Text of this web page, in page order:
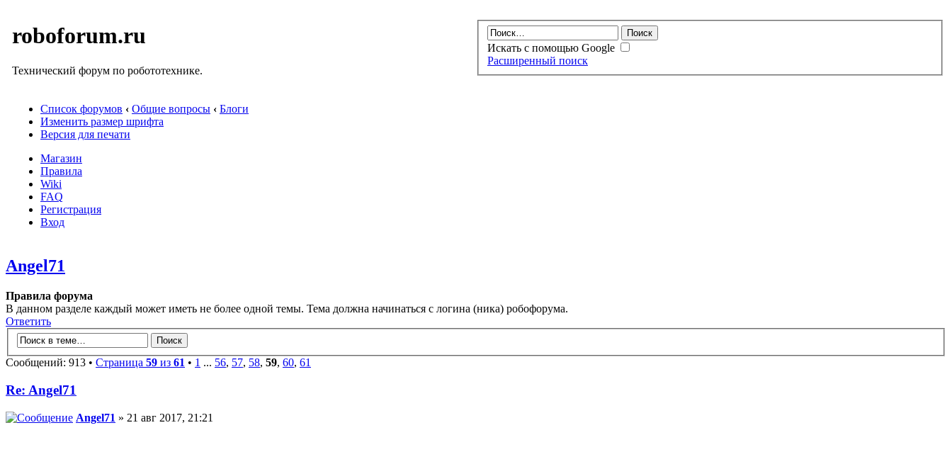
roboforum.ru
Технический форум по робототехнике.
Искать с помощью Google
Расширенный поиск
Список форумов ‹ Общие вопросы ‹ Блоги
Изменить размер шрифта
Версия для печати
Магазин
Правила
Wiki
FAQ
Регистрация
Вход
Angel71
Правила форума
В данном разделе каждый может иметь не более одной темы. Тема должна начинаться с логина (ника) робофорума.
Ответить
Сообщений: 913 • Страница 59 из 61 • 1 ... 56, 57, 58, 59, 60, 61
Re: Angel71
Angel71 » 21 авг 2017, 21:21